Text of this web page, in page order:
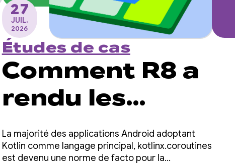
27
JUIL.
2026
Études de cas
Comment R8 a
rendu les
coroutines
Kotlin sur
La majorité des applications Android adoptant
Kotlin comme langage principal, kotlinx.coroutines
est devenu une norme de facto pour la